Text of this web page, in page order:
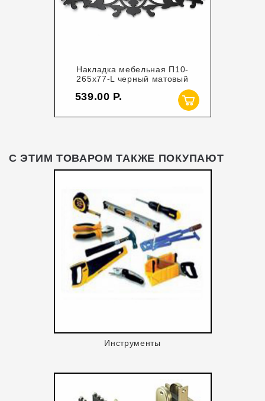
Накладка мебельная П10-
265х77-L черный матовый
539.00
С ЭТИМ ТОВАРОМ ТАКЖЕ ПОКУПАЮТ
Инструменты